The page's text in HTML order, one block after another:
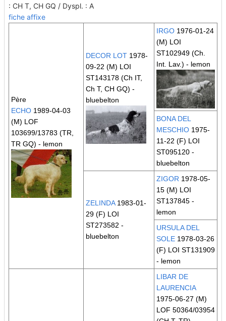
: CH T, CH GQ / Dyspl. : A
fiche affixe
Père
ECHO 1989-04-03
(M) LOF
103699/13783 (TR,
TR GQ) - lemon
DECOR LOT 1978-
09-22 (M) LOI
ST143178 (Ch IT,
Ch T, CH GQ) -
bluebelton
IRGO 1976-01-24
(M) LOI
ST102949 (Ch.
Int. Lav.) - lemon
BONA DEL
MESCHIO 1975-
11-22 (F) LOI
ST095120 -
bluebelton
ZELINDA1983-01-
29 (F) LOI
ST273582 -
bluebelton
ZIGOR 1978-05-
15 (M) LOI
ST137845 -
lemon
URSULA DEL
SOLE 1978-03-26
(F) LOI ST131909
- lemon
LIBAR DE
LAURENCIA
1975-06-27 (M)
LOF 50364/03954